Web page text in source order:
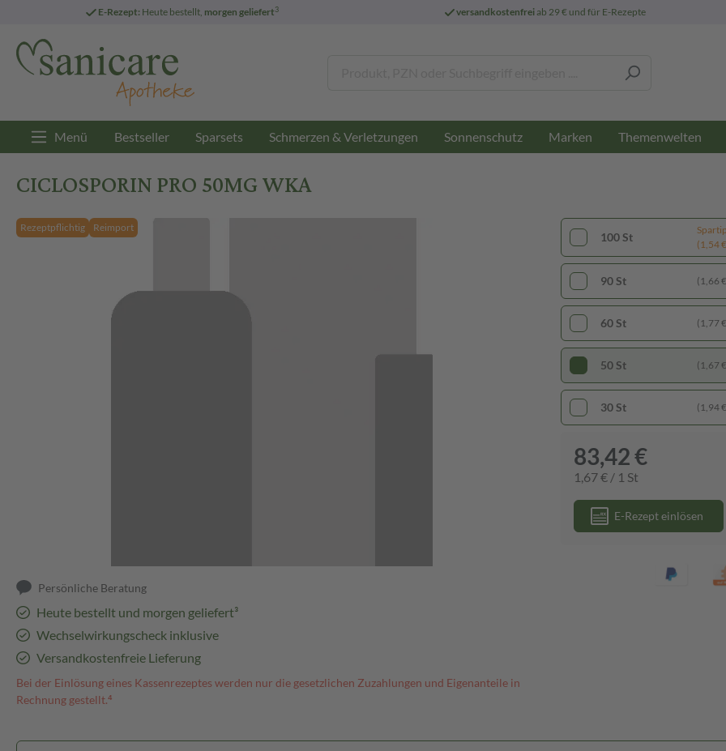
E-Rezept: Heute bestellt, morgen geliefert3 versandkostenfreiab 29 € und für E-Rezepte
Menü Bestseller Sparsets Schmerzen & Verletzungen Sonnenschutz Marken Themenwelten
CICLOSPORIN PRO 50MG WKA
Rezeptpflichtig Reimport
Persönliche Beratung
Heute bestellt und morgen geliefert³
Wechselwirkungscheck inklusive
Versandkostenfreie Lieferung
Bei der Einlösung eines Kassenrezeptes werden nur die gesetzlichen Zuzahlungen und Eigenanteile in
Rechnung gestellt.⁴
100 St
(1,54
90 St (1,66
60 St (1,77
50 St (1,67
30 St (1,94
83,42 €
1,67 € / 1 St
E-Rezept einlösen